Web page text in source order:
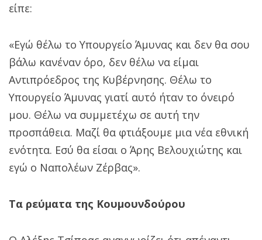
είπε:
«Εγώ θέλω το Υπουργείο Άμυνας και δεν θα σου
βάλω κανέναν όρο, δεν θέλω να είμαι
Αντιπρόεδρος της Κυβέρνησης. Θέλω το
Υπουργείο Άμυνας γιατί αυτό ήταν το όνειρό
μου. Θέλω να συμμετέχω σε αυτή την
προσπάθεια. Μαζί θα φτιάξουμε μια νέα εθνική
ενότητα. Εσύ θα είσαι ο Άρης Βελουχιώτης και
εγώ ο Ναπολέων Ζέρβας».
Τα ρεύματα της Κουμουνδούρου